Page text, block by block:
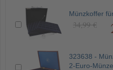
Münzkoffer
34,99 €
323638 -
2-Euro-